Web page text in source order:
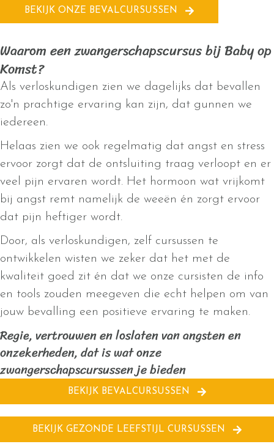
BEKIJK ONZE BEVALCURSUSSEN
Waarom een zwangerschapscursus bij Baby op
Komst?
Als verloskundigen zien we dagelijks dat bevallen
zo'n prachtige ervaring kan zijn, dat gunnen we
iedereen.
Helaas zien we ook regelmatig dat angst en stress
ervoor zorgt dat de ontsluiting traag verloopt en er
veel pijn ervaren wordt. Het hormoon wat vrijkomt
bij angst remt namelijk de weeën én zorgt ervoor
dat pijn heftiger wordt.
Door, als verloskundigen, zelf cursussen te
ontwikkelen wisten we zeker dat het met de
kwaliteit goed zit én dat we onze cursisten de info
en tools zouden meegeven die echt helpen om van
jouw bevalling een positieve ervaring te maken.
Regie, vertrouwen en loslaten van angsten en
onzekerheden, dat is wat onze
zwangerschapscursussen je bieden
BEKIJK BEVALCURSUSSEN
BEKIJK GEZONDE LEEFSTIJL CURSUSSEN